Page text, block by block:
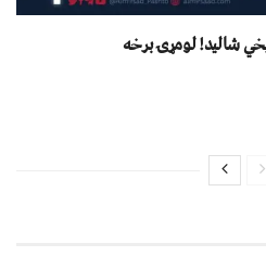
شالید! لومړۍ برخه